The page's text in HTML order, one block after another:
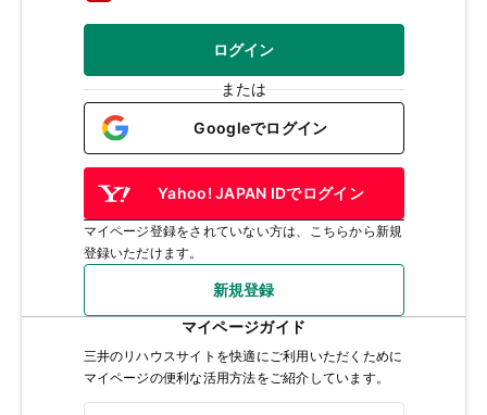
ログイン
または
Googleでログイン
Yahoo! JAPAN IDでログイン
マイページ登録をされていない方は、こちらから新規
登録いただけます。
新規登録
マイページガイド
三井のリハウスサイトを快適にご利用いただくために
マイページの便利な活用方法をご紹介しています。